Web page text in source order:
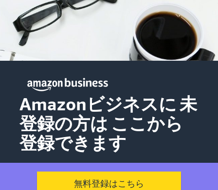
Amazonビジネスに 未
登録の方は ここから
登録できます
無料登録はこちら